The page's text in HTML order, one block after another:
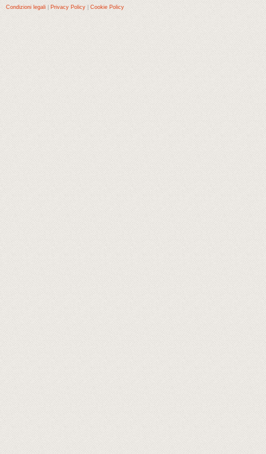
Condizioni legali
Privacy Policy Cookie Policy